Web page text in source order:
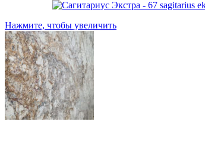
Нажмите, чтобы увеличить